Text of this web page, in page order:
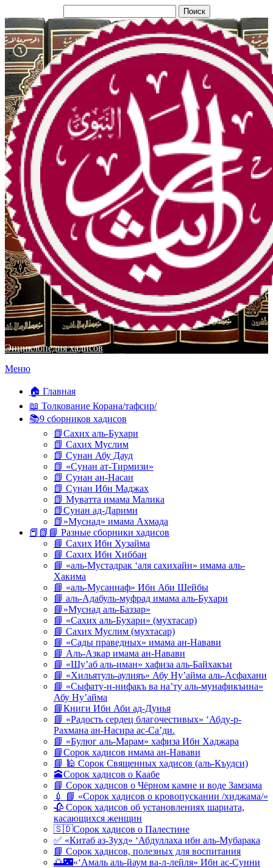
Энциклопедия хадисов
Перейти
содержимому
Меню
🏠 Главная
📖 Толкование Корана/тафсир/
📚9 сборников хадисов
📗Сахих аль-Бухари
📗 Сахих Муслим
📗 Сунан Абу Дауд
📗 «Сунан ат-Тирмизи»
📗 Сунан ан-Насаи
📗 Сунан Ибн Маджах
📗 Муватта имама Малика
📗Сунан ад-Дарими
📗»Муснад» имама Ахмада
📕📗📘 Разные сборники хадисов
📘 Сахих Ибн Хузайма
📘 Сахих Ибн Хиббан
📘 «аль-Мустадрак ‘аля сахихайн» имама аль-
Хакима
📘 «аль-Мусаннаф» Ибн Аби Шейбы
📘 аль-Адабуль-муфрад имама аль-Бухари
📘»Муснад аль-Баззар»
📘 «Сахих аль-Бухари» (мухтасар)
📘 Сахих Муслим (мухтасар)
📘 «Сады праведных» имама ан-Навави
📘 Аль-Азкар имама ан-Навави
📘 «Шу’аб аль-иман» хафиза аль-Байхакъи
📘 «Хильятуль-аулияъ» Абу Ну’айма аль-Асфахани
📘 «Сыфату-н-нифакъ ва на’ту аль-мунафикъина»
Абу Ну’айма
📘Книги Ибн Аби ад-Дунья
📘 «Радость сердец благочестивых» ‘Абду-р-
Рахмана ан-Насира ас-Са’ди.
📘 «Булюг аль-Марам» хафиза Ибн Хаджара
📘Сорок хадисов имама ан-Навави
📘 🕌 Сорок Священных хадисов (аль-Къудси)
🕋Сорок хадисов о Каабе
📘 Сорок хадисов о Чёрном камне и воде Замзама
💉 📘 «Сорок хадисов о кровопускании /хиджама/»
🥀 Сорок хадисов об установлениях шариата,
касающихся женщин
🇸🇩Сорок хадисов о Палестине
✅ «Китаб аз-Зухд» ‘Абдуллаха ибн аль-Мубарака
📘 Сорок хадисов, полезных для воспитания
🌅🌃«‘Амаль аль-йаум ва-л-лейля» Ибн ас-Сунни